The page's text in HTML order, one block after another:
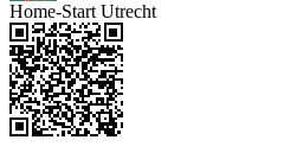
Home-Start Utrecht